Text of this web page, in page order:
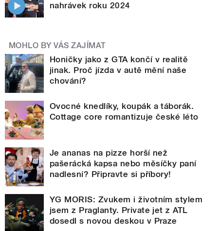
nahrávek roku 2024
MOHLO BY VÁS ZAJÍMAT
Honičky jako z GTA končí v realitě
jinak. Proč jízda v autě mění naše
chování?
Ovocné knedlíky, koupák a táborák.
Cottage core romantizuje české léto
Je ananas na pizze horší než
pašerácká kapsa nebo měsíčky paní
nadlesní? Připravte si příbory!
YG MORIS: Zvukem i životním stylem
jsem z Praglanty. Private jet z ATL
dosedl s novou deskou v Praze